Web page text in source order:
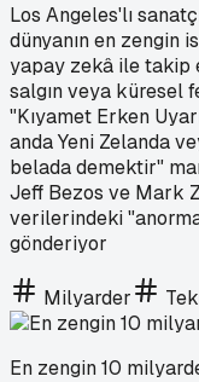
Los Angeles'lı
dünyanın en
yapay zekâ ile takip
salgın veya küresel
"Kıyamet Erken
anda Yeni Zelanda
belada demektir"
Jeff Bezos ve Mark
verilerindeki
gönderiyor
Milyarder
En zengin 10